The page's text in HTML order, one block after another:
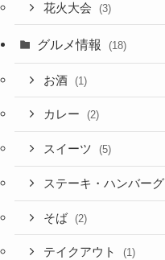
花火大会 (3)
グルメ情報 (18)
お酒 (1)
カレー (2)
スイーツ (5)
ステーキ・ハンバーグ
そば (2)
テイクアウト (1)